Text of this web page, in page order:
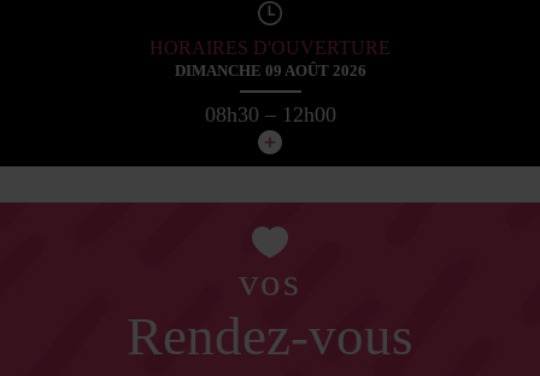
HORAIRES D'OUVERTURE
DIMANCHE 09 AOÛT 2026
08h30 – 12h00
vos
Rendez-vous